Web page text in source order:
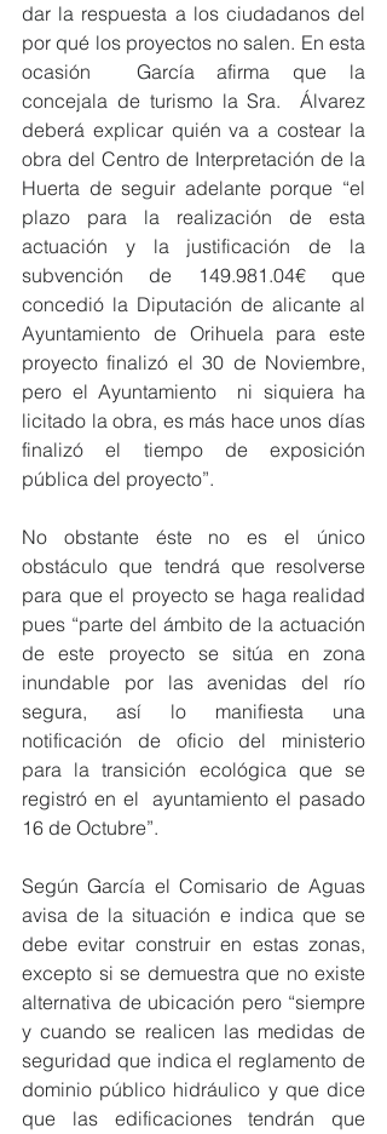
dar la respuesta a los ciudadanos del
por qué los proyectos no salen. En esta
ocasión  García afirma que la
concejala de turismo la Sra.  Álvarez
deberá explicar quién va a costear la
obra del Centro de Interpretación de la
Huerta de seguir adelante porque “el
plazo para la realización de esta
actuación y la justificación de la
subvención de 149.981.04€ que
concedió la Diputación de alicante al
Ayuntamiento de Orihuela para este
proyecto finalizó el 30 de Noviembre,
pero el Ayuntamiento  ni siquiera ha
licitado la obra, es más hace unos días
finalizó el tiempo de exposición
pública del proyecto”.
No obstante éste no es el único
obstáculo que tendrá que resolverse
para que el proyecto se haga realidad
pues “parte del ámbito de la actuación
de este proyecto se sitúa en zona
inundable por las avenidas del río
segura, así lo manifiesta una
notificación de oficio del ministerio
para la transición ecológica que se
registró en el  ayuntamiento el pasado
16 de Octubre”.
Según García el Comisario de Aguas
avisa de la situación e indica que se
debe evitar construir en estas zonas,
excepto si se demuestra que no existe
alternativa de ubicación pero “siempre
y cuando se realicen las medidas de
seguridad que indica el reglamento de
dominio público hidráulico y que dice
que las edificaciones tendrán que